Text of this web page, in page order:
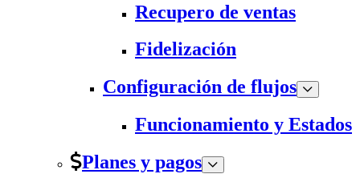
Recupero de ventas
Fidelización
Configuración de flujos
Funcionamiento y Estados
Planes y pagos